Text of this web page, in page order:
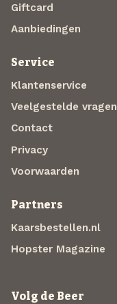
Giftcard
Aanbiedingen
Service
Klantenservice
Veelgestelde vragen
Contact
Privacy
Voorwaarden
Partners
Kaarsbestellen.nl
Hopster Magazine
Volg de Beer